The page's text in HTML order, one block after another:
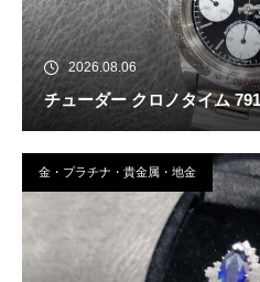
2026.08.06
チューダー クロノタイム
金・プラチナ・貴金属・地金